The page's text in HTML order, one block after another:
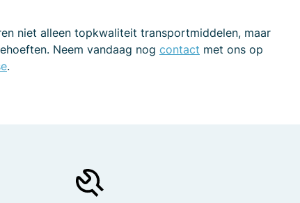
niet alleen topkwaliteit transportmiddelen, maar
Neem vandaag nog contact met ons op
.